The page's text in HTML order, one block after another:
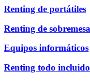
Renting de portátiles
Renting de sobremesa
Equipos informáticos
Renting todo incluido